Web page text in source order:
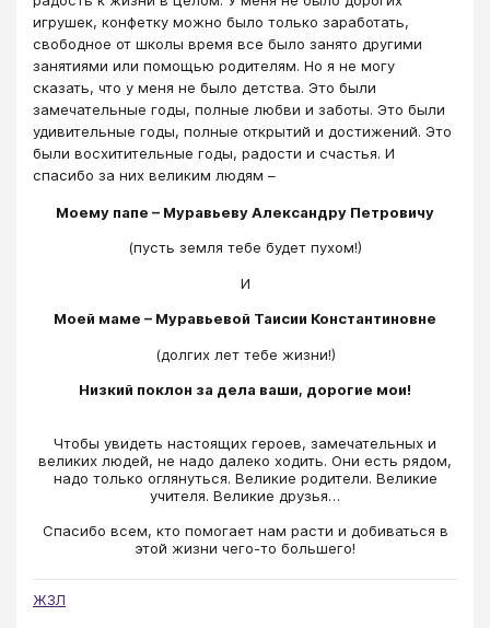
игрушек, конфетку можно было только заработать,
свободное от школы время все было занято другими
занятиями или помощью родителям. Но я не могу
сказать, что у меня не было детства. Это были
замечательные годы, полные любви и заботы. Это были
удивительные годы, полные открытий и достижений. Это
были восхитительные годы, радости и счастья. И
спасибо за них великим людям –
Моему папе – Муравьеву Александру Петровичу
(пусть земля тебе будет пухом!)
И
Моей маме – Муравьевой Таисии Константиновне
(долгих лет тебе жизни!)
Низкий поклон за дела ваши, дорогие мои!
​​​​​​​Чтобы увидеть настоящих героев, замечательных и
великих людей, не надо далеко ходить. Они есть рядом,
надо только оглянуться. Великие родители. Великие
учителя. Великие друзья…
Спасибо всем, кто помогает нам расти и добиваться в
этой жизни чего-то большего!
ЖЗЛ